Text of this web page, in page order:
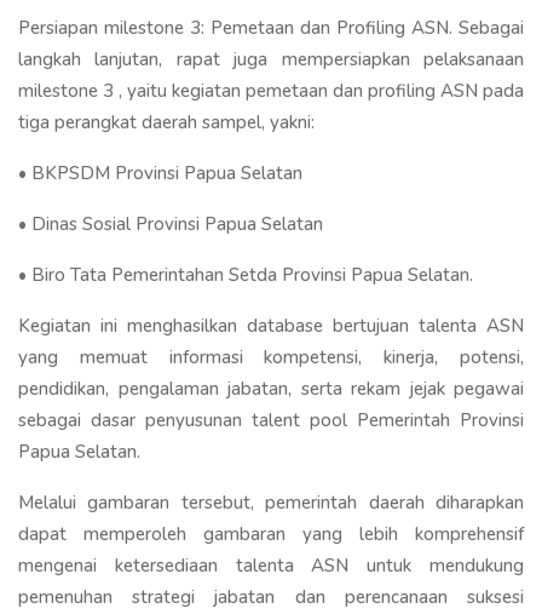
Persiapan milestone 3: Pemetaan dan Profiling ASN. Sebagai
langkah lanjutan, rapat juga mempersiapkan pelaksanaan
milestone 3 , yaitu kegiatan pemetaan dan profiling ASN pada
tiga perangkat daerah sampel, yakni:
• BKPSDM Provinsi Papua Selatan
• Dinas Sosial Provinsi Papua Selatan
• Biro Tata Pemerintahan Setda Provinsi Papua Selatan.
Kegiatan ini menghasilkan database bertujuan talenta ASN
yang memuat informasi kompetensi, kinerja, potensi,
pendidikan, pengalaman jabatan, serta rekam jejak pegawai
sebagai dasar penyusunan talent pool Pemerintah Provinsi
Papua Selatan.
Melalui gambaran tersebut, pemerintah daerah diharapkan
dapat memperoleh gambaran yang lebih komprehensif
mengenai ketersediaan talenta ASN untuk mendukung
pemenuhan strategi jabatan dan perencanaan suksesi